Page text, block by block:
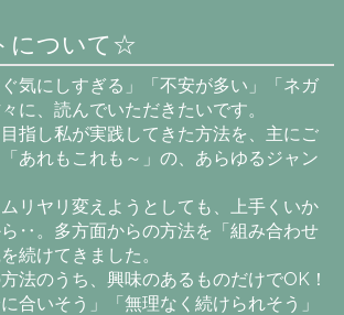
について☆
気にしすぎる」「不安が多い」「ネガ
に、読んでいただきたいです。
指し私が実践してきた方法を、主にご
あれもこれも～」の、あらゆるジャン
リヤリ変えようとしても、上手くいか
‥。多方面からの方法を「組み合わせ
続けてきました。
法のうち、興味のあるものだけでOK！
合いそう」「無理なく続けられそう」